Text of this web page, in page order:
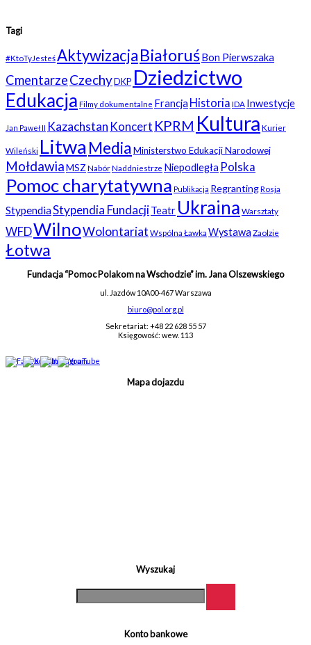
Tagi
#KtoTyJesteśAktywizacjaBiałoruśBon Pierwszaka
CmentarzeCzechyDKP Dziedzictwo
Edukacja Filmy dokumentalne Francja Historia IDA Inwestycje
Jan Paweł II Kazachstan Koncert KPRM Kultura Kurier
Wileński Litwa MediaMinisterstwo Edukacji Narodowej
MołdawiaMSZ NabórNaddniestrze Niepodległa Polska
Pomoc charytatywna Publikacja RegrantingRosja
StypendiaStypendia FundacjiTeatr Ukraina Warsztaty
WFDWilnoWolontariat Wspólna Ławka Wystawa Zaolzie
Łotwa
Fundacja “Pomoc Polakom na Wschodzie” im. Jana Olszewskiego
ul. Jazdów 10A00-467 Warszawa
biuro@pol.org.pl
Sekretariat: +48 22 628 55 57
Księgowość: wew. 113
Mapa dojazdu
Wyszukaj
Konto bankowe